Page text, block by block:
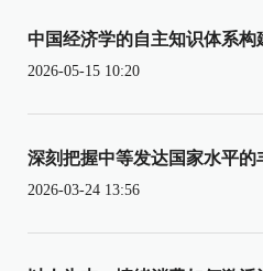
中国经济学的自主知识体系构
2026-05-15 10:20
深刻把握中等发达国家水平的
2026-03-24 13:56